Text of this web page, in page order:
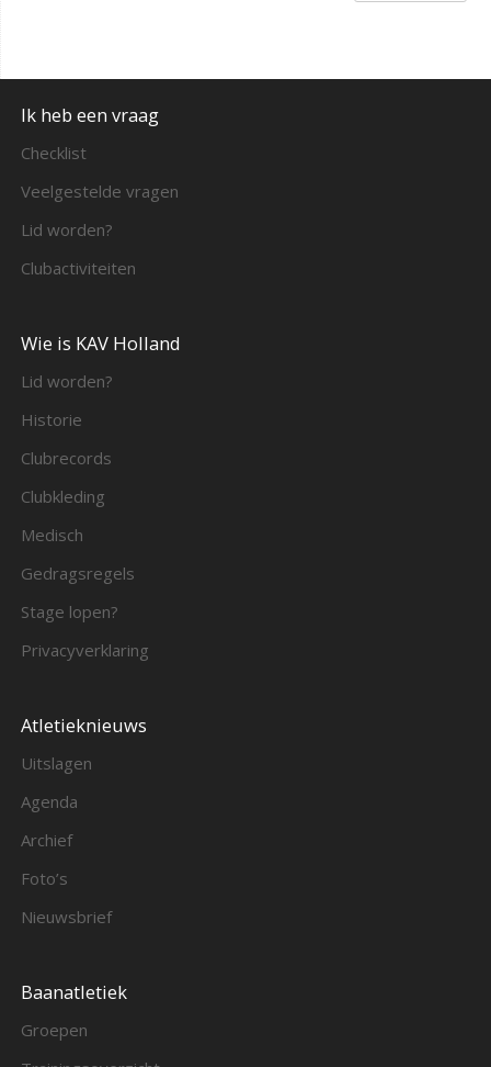
Ik heb een vraag
Checklist
Veelgestelde vragen
Lid worden?
Clubactiviteiten
Wie is KAV Holland
Lid worden?
Historie
Clubrecords
Clubkleding
Medisch
Gedragsregels
Stage lopen?
Privacyverklaring
Atletieknieuws
Uitslagen
Agenda
Archief
Foto’s
Nieuwsbrief
Baanatletiek
Groepen